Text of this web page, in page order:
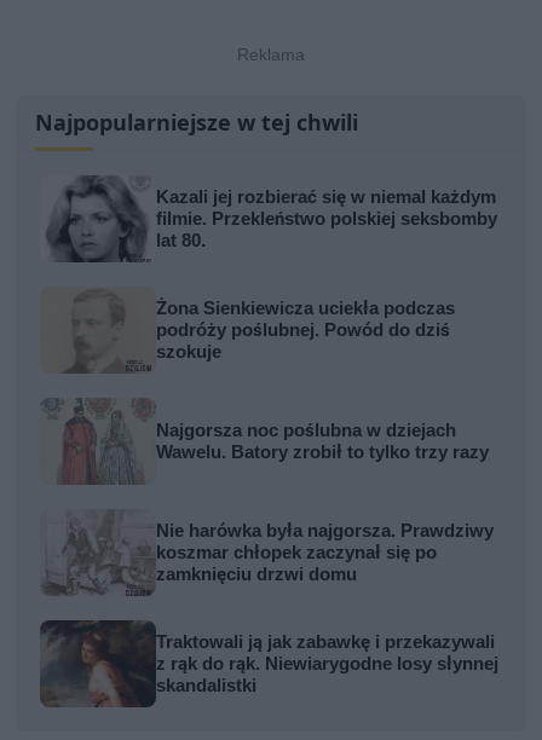
Najpopularniejsze w tej chwili
Kazali jej rozbierać się w niemal każdym
filmie. Przekleństwo polskiej seksbomby
lat 80.
Żona Sienkiewicza uciekła podczas
podróży poślubnej. Powód do dziś
szokuje
Najgorsza noc poślubna w dziejach
Wawelu. Batory zrobił to tylko trzy razy
Nie harówka była najgorsza. Prawdziwy
koszmar chłopek zaczynał się po
zamknięciu drzwi domu
Traktowali ją jak zabawkę i przekazywali
z rąk do rąk. Niewiarygodne losy słynnej
skandalistki